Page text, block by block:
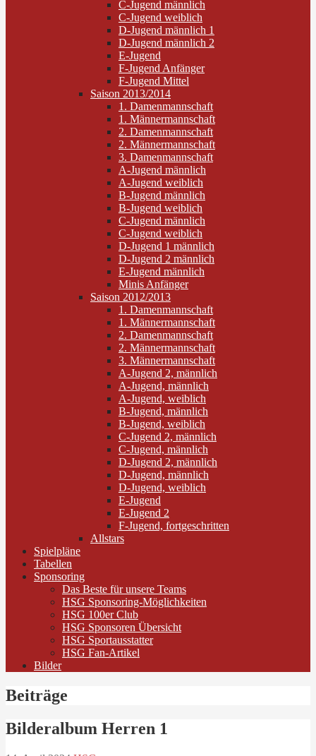
C-Jugend männlich
C-Jugend weiblich
D-Jugend männlich 1
D-Jugend männlich 2
E-Jugend
F-Jugend Anfänger
F-Jugend Mittel
Saison 2013/2014
1. Damenmannschaft
1. Männermannschaft
2. Damenmannschaft
2. Männermannschaft
3. Damenmannschaft
A-Jugend männlich
A-Jugend weiblich
B-Jugend männlich
B-Jugend weiblich
C-Jugend männlich
C-Jugend weiblich
D-Jugend 1 männlich
D-Jugend 2 männlich
E-Jugend männlich
Minis Anfänger
Saison 2012/2013
1. Damenmannschaft
1. Männermannschaft
2. Damenmannschaft
2. Männermannschaft
3. Männermannschaft
A-Jugend 2, männlich
A-Jugend, männlich
A-Jugend, weiblich
B-Jugend, männlich
B-Jugend, weiblich
C-Jugend 2, männlich
C-Jugend, männlich
D-Jugend 2, männlich
D-Jugend, männlich
D-Jugend, weiblich
E-Jugend
E-Jugend 2
F-Jugend, fortgeschritten
Allstars
Spielpläne
Tabellen
Sponsoring
Das Beste für unsere Teams
HSG Sponsoring-Möglichkeiten
HSG 100er Club
HSG Sponsoren Übersicht
HSG Sportausstatter
HSG Fan-Artikel
Bilder
Beiträge
Bilderalbum Herren 1